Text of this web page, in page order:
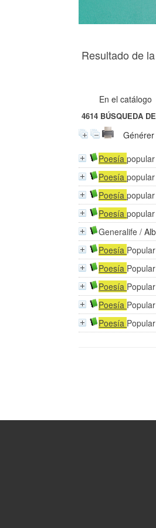
Resultado de
En el catálogo
4614 BÚSQUEDA
Poesía
Poesía
Poesía
Poesía
Generalife /
Poesía
Poesía
Poesía
Poesía
Poesía